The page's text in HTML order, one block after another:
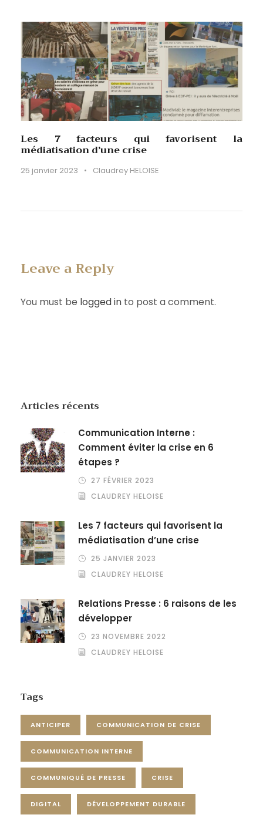
Les 7 facteurs qui favorisent la
médiatisation d’une crise
25 janvier 2023 • Claudrey HELOISE
Leave a Reply
You must be logged in to post a comment.
Articles récents
Communication Interne :
Comment éviter la crise en 6
étapes ?
27 FÉVRIER 2023
CLAUDREY HELOISE
Les 7 facteurs qui favorisent la
médiatisation d’une crise
25 JANVIER 2023
CLAUDREY HELOISE
Relations Presse : 6 raisons de les
développer
23 NOVEMBRE 2022
CLAUDREY HELOISE
Tags
ANTICIPER COMMUNICATION DE CRISE
COMMUNICATION INTERNE
COMMUNIQUÉ DE PRESSE CRISE
DIGITAL DÉVELOPPEMENT DURABLE